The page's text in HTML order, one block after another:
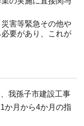
害等緊急その他や
要があり、これが
我孫子市建設工事
か月から4か月の指